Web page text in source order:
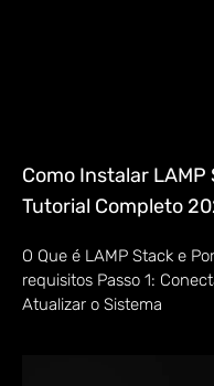
Como Instalar
Tutorial Completo
O Que é LAMP Stack e
requisitos Passo 1:
Atualizar o Sistema